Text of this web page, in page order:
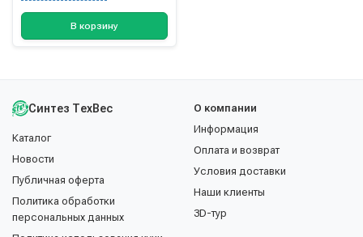
В корзину
Синтез ТехВес
Каталог
Новости
Публичная оферта
Политика обработки
персональных данных
О компании
Информация
Оплата и возврат
Условия доставки
Наши клиенты
3D-тур